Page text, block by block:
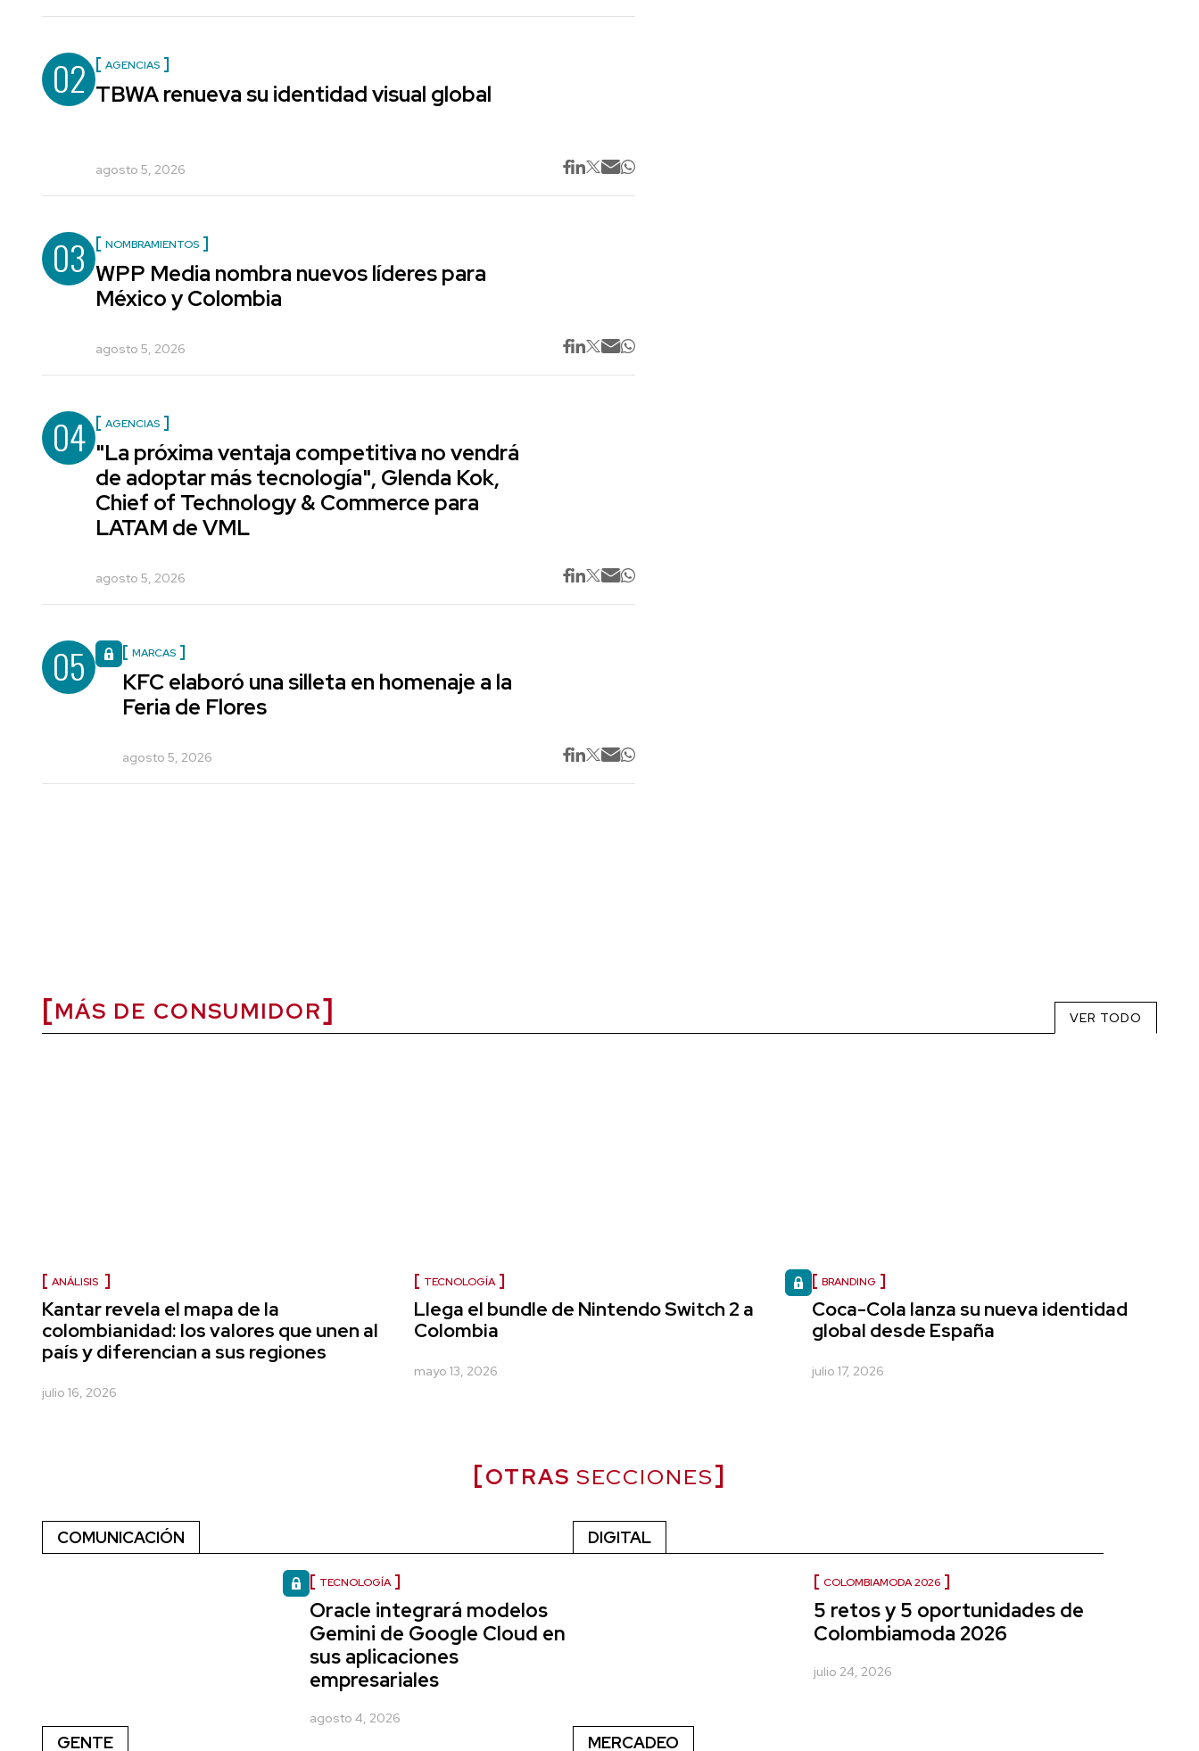
02 AGENCIAS
TBWA renueva su identidad visual global
agosto 5, 2026
03 NOMBRAMIENTOS
WPP Media nombra nuevos líderes para
México y Colombia
agosto 5, 2026
04 AGENCIAS
"La próxima ventaja competitiva no vendrá
de adoptar más tecnología", Glenda Kok,
Chief of Technology & Commerce para
LATAM de VML
agosto 5, 2026
05 MARCAS
KFC elaboró una silleta en homenaje a la
Feria de Flores
agosto 5, 2026
MÁS DE CONSUMIDOR VER TODO
ANÁLISIS
Kantar revela el mapa de la
colombianidad: los valores que unen al
país y diferencian a sus regiones
julio 16, 2026
TECNOLOGÍA
Llega el bundle de Nintendo Switch 2 a
Colombia
mayo 13, 2026
BRANDING
Coca-Cola lanza su nueva identidad
global desde España
julio 17, 2026
OTRAS SECCIONES
COMUNICACIÓN
TECNOLOGÍA
Oracle integrará modelos
Gemini de Google Cloud en
sus aplicaciones
empresariales
agosto 4, 2026
DIGITAL
COLOMBIAMODA 2026
5 retos y 5 oportunidades de
Colombiamoda 2026
julio 24, 2026
GENTE MERCADEO